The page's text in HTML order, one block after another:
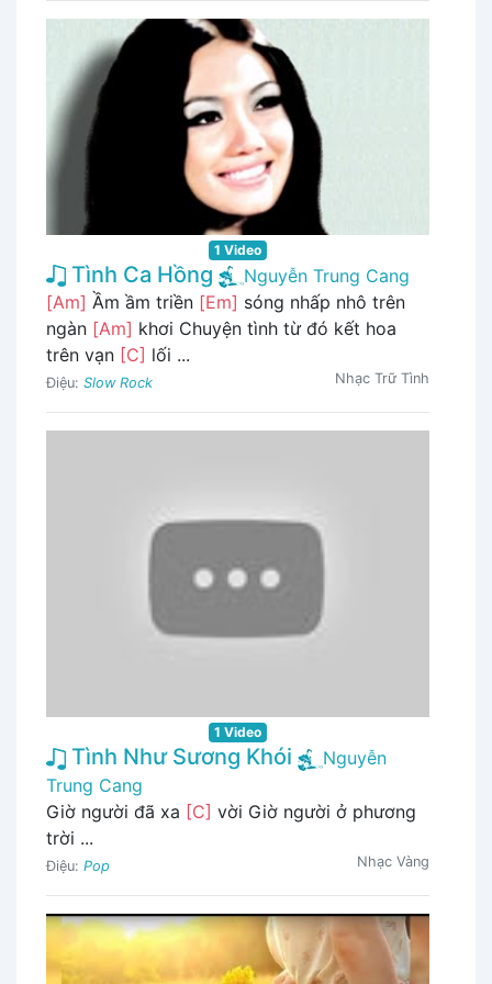
1 Video
Tình Ca Hồng
Nguyễn Trung Cang
[Am] Ầm ầm triền [Em] sóng nhấp nhô trên
ngàn [Am] khơi Chuyện tình từ đó kết hoa
trên vạn [C] lối ...
Điệu: Slow Rock Nhạc Trữ Tình
1 Video
Tình Như Sương Khói
Nguyễn
Trung Cang
Giờ người đã xa [C] vời Giờ người ở phương
trời ...
Điệu: Pop Nhạc Vàng